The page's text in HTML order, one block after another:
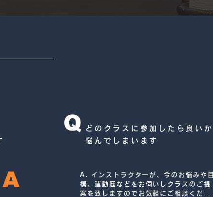
A
Qどのクラスに参加したら良いか
悩んでしまいます
A. インストラクターが、今のお悩みや目
標、運動歴などをお伺いしクラスのご提
案を致しますのでお気軽にご相談くださ